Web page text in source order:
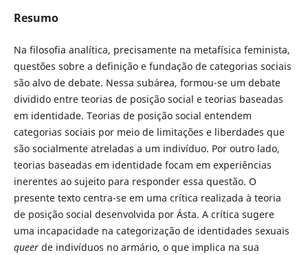
Resumo
Na filosofia analítica, precisamente na metafísica feminista,
questões sobre a definição e fundação de categorias sociais
são alvo de debate. Nessa subárea, formou-se um debate
dividido entre teorias de posição social e teorias baseadas
em identidade. Teorias de posição social entendem
categorias sociais por meio de limitações e liberdades que
são socialmente atreladas a um indivíduo. Por outro lado,
teorias baseadas em identidade focam em experiências
inerentes ao sujeito para responder essa questão. O
presente texto centra-se em uma crítica realizada à teoria
de posição social desenvolvida por Ásta. A crítica sugere
uma incapacidade na categorização de identidades sexuais
queerde indivíduos no armário, o que implica na sua